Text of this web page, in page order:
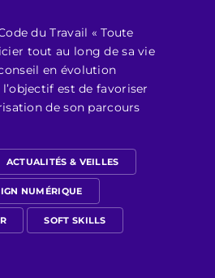
du Travail « Toute
tout au long de sa vie
en évolution
est de favoriser
de son parcours
ACTUALITÉS & VEILLES
NUMÉRIQUE
SOFT SKILLS